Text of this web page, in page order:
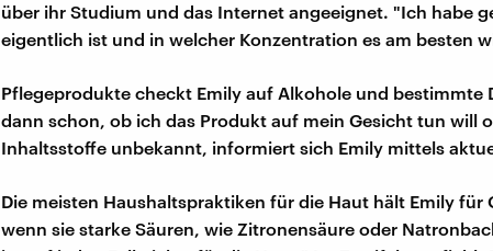
über ihr Studium und das Internet angeeignet. "Ich habe
eigentlich ist und in welcher Konzentration es am besten
Pflegeprodukte checkt Emily auf Alkohole und bestimmte
dann schon, ob ich das Produkt auf mein Gesicht tun will
Inhaltsstoffe unbekannt, informiert sich Emily mittels
Die meisten Haushaltspraktiken für die Haut hält Emily für
wenn sie starke Säuren, wie Zitronensäure oder